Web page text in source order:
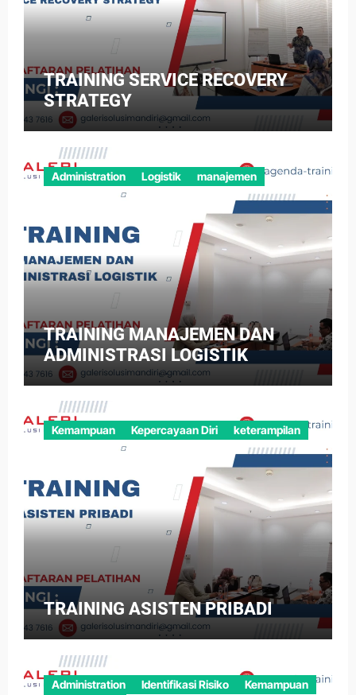
TRAINING SERVICE RECOVERY
STRATEGY
Administration Logistik manajemen
TRAINING MANAJEMEN DAN
ADMINISTRASI LOGISTIK
Kemampuan Kepercayaan Diri keterampilan
TRAINING ASISTEN PRIBADI
Administration Identifikasi Risiko Kemampuan